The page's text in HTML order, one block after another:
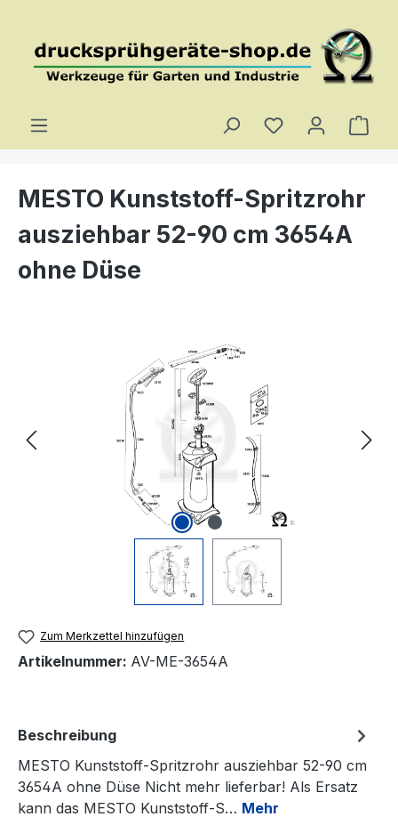
Du hast 0
MESTO Kunststoff-Spritzrohr
ausziehbar 52-90 cm 3654A
ohne Düse
Bildergalerie überspringen
Zum Merkzettel hinzufügen
Artikelnummer: AV-ME-3654A
Beschreibung
MESTO Kunststoff-Spritzrohr ausziehbar 52-90 cm
3654A ohne Düse Nicht mehr lieferbar! Als Ersatz
kann das MESTO Kunststoff-S… Mehr